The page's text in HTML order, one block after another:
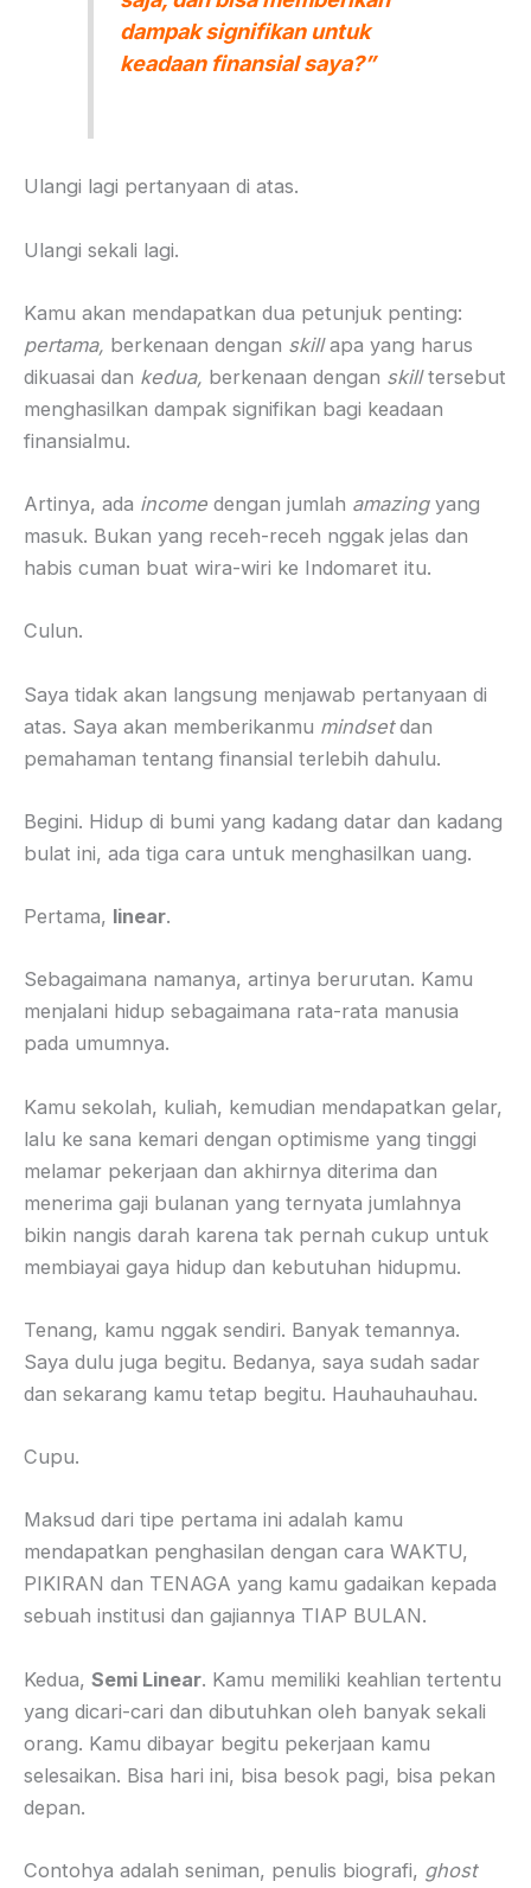
dampak signifikan untuk
keadaan finansial saya?”
Ulangi lagi pertanyaan di atas.
Ulangi sekali lagi.
Kamu akan mendapatkan dua petunjuk penting:
pertama, berkenaan dengan skillapa yang harus
dikuasai dan kedua, berkenaan dengan skilltersebut
menghasilkan dampak signifikan bagi keadaan
finansialmu.
Artinya, ada income dengan jumlah amazing yang
masuk. Bukan yang receh-receh nggak jelas dan
habis cuman buat wira-wiri ke Indomaret itu.
Culun.
Saya tidak akan langsung menjawab pertanyaan di
atas. Saya akan memberikanmu mindsetdan
pemahaman tentang finansial terlebih dahulu.
Begini. Hidup di bumi yang kadang datar dan kadang
bulat ini, ada tiga cara untuk menghasilkan uang.
Pertama, linear.
Sebagaimana namanya, artinya berurutan. Kamu
menjalani hidup sebagaimana rata-rata manusia
pada umumnya.
Kamu sekolah, kuliah, kemudian mendapatkan gelar,
lalu ke sana kemari dengan optimisme yang tinggi
melamar pekerjaan dan akhirnya diterima dan
menerima gaji bulanan yang ternyata jumlahnya
bikin nangis darah karena tak pernah cukup untuk
membiayai gaya hidup dan kebutuhan hidupmu.
Tenang, kamu nggak sendiri. Banyak temannya.
Saya dulu juga begitu. Bedanya, saya sudah sadar
dan sekarang kamu tetap begitu. Hauhauhauhau.
Cupu.
Maksud dari tipe pertama ini adalah kamu
mendapatkan penghasilan dengan cara WAKTU,
PIKIRAN dan TENAGA yang kamu gadaikan kepada
sebuah institusi dan gajiannya TIAP BULAN.
Kedua, Semi Linear. Kamu memiliki keahlian tertentu
yang dicari-cari dan dibutuhkan oleh banyak sekali
orang. Kamu dibayar begitu pekerjaan kamu
selesaikan. Bisa hari ini, bisa besok pagi, bisa pekan
depan.
Contohya adalah seniman, penulis biografi, ghost